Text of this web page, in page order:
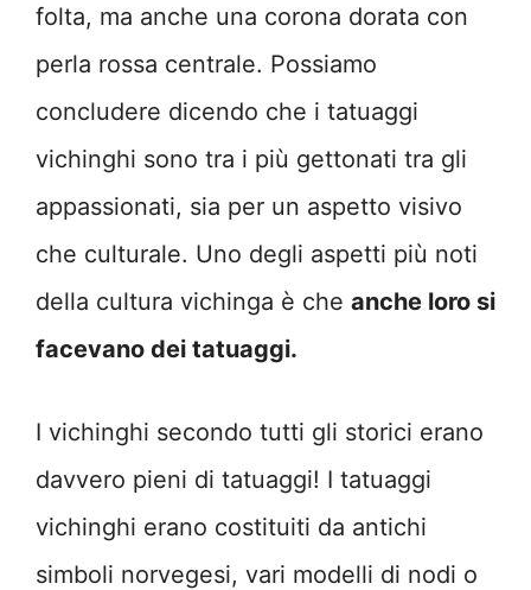
folta, ma anche una corona dorata con
perla rossa centrale. Possiamo
concludere dicendo che i tatuaggi
vichinghi sono tra i più gettonati tra gli
appassionati, sia per un aspetto visivo
che culturale. Uno degli aspetti più noti
della cultura vichinga è che anche loro si
facevano dei tatuaggi.
I vichinghi secondo tutti gli storici erano
davvero pieni di tatuaggi! I tatuaggi
vichinghi erano costituiti da antichi
simboli norvegesi, vari modelli di nodi o